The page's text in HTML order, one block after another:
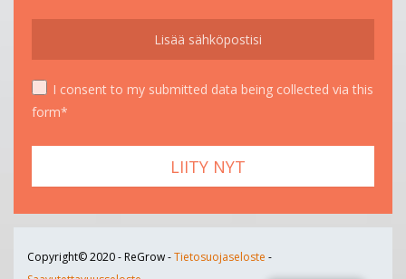
I consent to my submitted data being collected via this
form*
Copyright© 2020 - ReGrow -Tietosuojaseloste -